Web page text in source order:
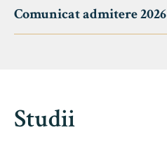
Comunicat admitere 2026
Studii